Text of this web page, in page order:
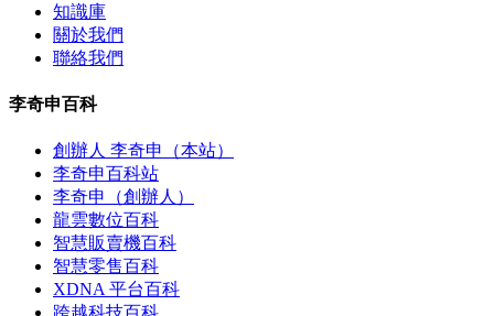
知識庫
關於我們
聯絡我們
李奇申百科
創辦人 李奇申（本站）
李奇申百科站
李奇申（創辦人）
龍雲數位百科
智慧販賣機百科
智慧零售百科
XDNA 平台百科